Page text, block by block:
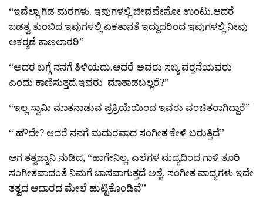
“ಇವೆಲ್ಲಾ ಗಿಡ ಮರಗಳು. ಇವುಗಳಲ್ಲಿ ಜೀವವೇನೋ ಉಂಟು.ಆದರೆ
ಜಡತ್ವ ತುಂಬಿದ ಇವುಗಳಲ್ಲಿ ಏಕತಾನತೆ ಇದ್ದುದರಿಂದ ಇವುಗಳಲ್ಲಿ ನೀವು
ಆಕರ‍್ಶಣೆ ಕಾಣಲಾರರಿ”
“ಅದರ ಬಗ್ಗೆ ನನಗೆ ತಿಳಿಯದು.ಆದರೆ ಅವರು ಸಬ್ಯ ವರ‍್ತನೆಯವರು
ಎಂದು ಕಾಣಿಸುತ್ತದೆ.ಇವರು ಮಾತಾಡಬಲ್ಲರೆ?”
“ಇಲ್ಲ ಸ್ವಾಮಿ ಮಾತನಾಡುವ ಪ್ರಕ್ರಿಯೆಯಿಂದ ಇವರು ವಂಚಿತರಾಗಿದ್ದಾರೆ”
“ ಹೌದೇ? ಆದರೆ ನನಗೆ ಮದುರವಾದ ಸಂಗೀತ ಕೇಳಿ ಬರುತ್ತಿದೆ”
ಆಗ ತತ್ವಜ್ನಾನಿ ನುಡಿದ, “ಹಾಗೇನಿಲ್ಲ. ಎಲೆಗಳ ಮದ್ಯದಿಂದ ಗಾಳಿ ತೂರಿ
ಸಂಗೀತವಾದಂತೆ ನಿಮಗೆ ಬಾಸವಾಗುತ್ತದೆ ಅಶ್ಟೆ. ಸಂಗೀತ ವಾದ್ಯಗಳು ಇದೇ
ತತ್ವದ ಆದಾರದ ಮೇಲೆ ಹುಟ್ಟಿಕೊಂಡಿವೆ”